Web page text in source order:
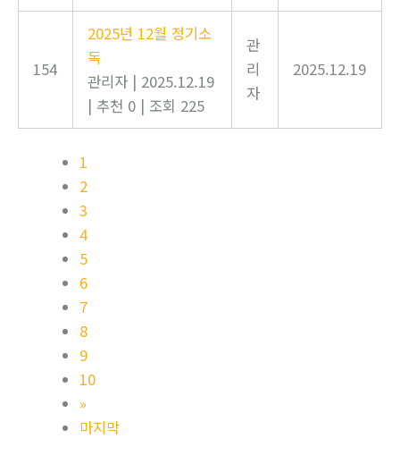
154
2025년 12월 정기소
독
관리자 | 2025.12.19
| 추천 0 | 조회 225
관
리
자
2025.12.19
1
2
3
4
5
6
7
8
9
10
»
마지막